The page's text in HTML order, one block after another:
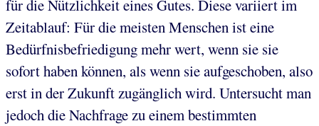
für die Nützlichkeit eines Gutes. Diese variiert im
Zeitablauf: Für die meisten Menschen ist eine
Bedürfnisbefriedigung mehr wert, wenn sie sie
sofort haben können, als wenn sie aufgeschoben, also
erst in der Zukunft zugänglich wird. Untersucht man
jedoch die Nachfrage zu einem bestimmten